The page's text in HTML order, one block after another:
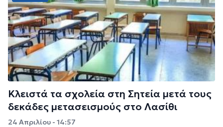
Κλειστά τα σχολεία στη Σητεία μετά τους
δεκάδες μετασεισμούς στο Λασίθι
24 Απριλίου - 14:57